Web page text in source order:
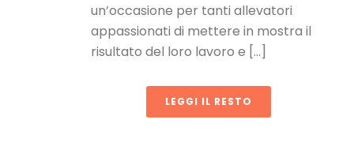
un’occasione per tanti allevatori
appassionati di mettere in mostra il
risultato del loro lavoro e [...]
LEGGI IL RESTO